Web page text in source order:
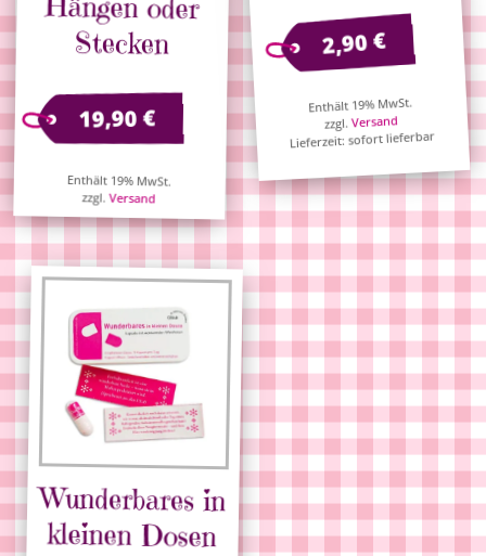
Stecken
19,90€
Enthält 19% MwSt.
zzgl.Versand
2,90€
Enthält 19% MwSt.
zzgl.Versand
Lieferzeit: sofort lieferbar
Wunderbares in
kleinen Dosen